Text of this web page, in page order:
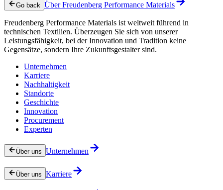
Go back Über Freudenberg Performance Materials
Freudenberg Performance Materials ist weltweit führend in
technischen Textilien. Überzeugen Sie sich von unserer
Leistungsfähigkeit, bei der Innovation und Tradition keine
Gegensätze, sondern Ihre Zukunftsgestalter sind.
Unternehmen
Karriere
Nachhaltigkeit
Standorte
Geschichte
Innovation
Procurement
Experten
Über uns Unternehmen
Über uns Karriere